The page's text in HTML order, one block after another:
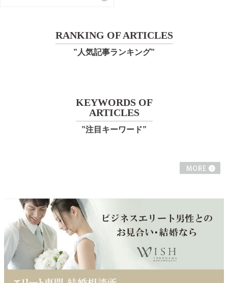
RANKING OF ARTICLES
”人気記事ランキング”
KEYWORDS OF
ARTICLES
”注目キーワード”